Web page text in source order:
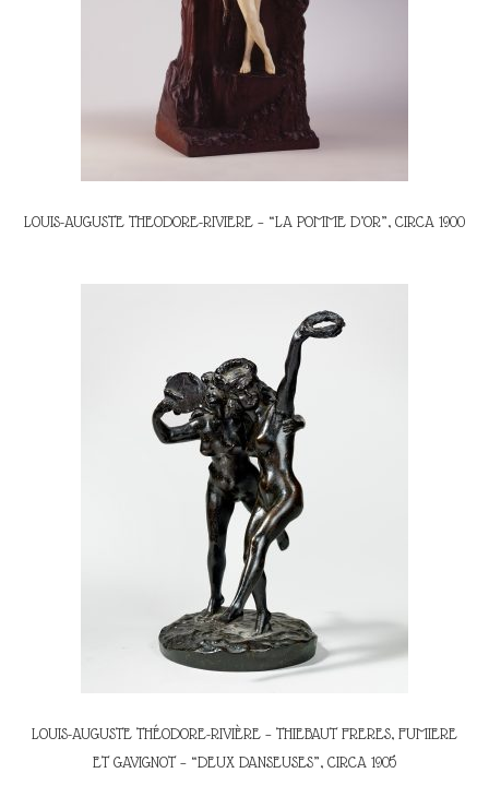
LOUIS-AUGUSTE THEODORE-RIVIERE – “LA POMME D’OR”, CIRCA 1900
LOUIS-AUGUSTE THÉODORE-RIVIÈRE – THIEBAUT FRERES, FUMIERE
ET GAVIGNOT – “DEUX DANSEUSES”, CIRCA 1905